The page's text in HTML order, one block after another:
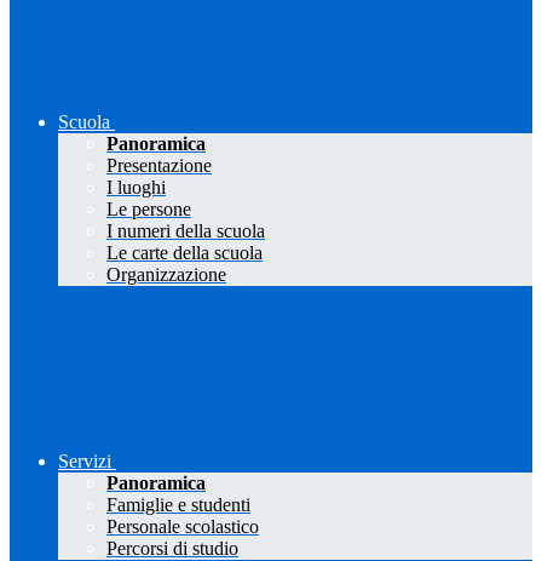
Scuola
Panoramica
Presentazione
I luoghi
Le persone
I numeri della scuola
Le carte della scuola
Organizzazione
Servizi
Panoramica
Famiglie e studenti
Personale scolastico
Percorsi di studio